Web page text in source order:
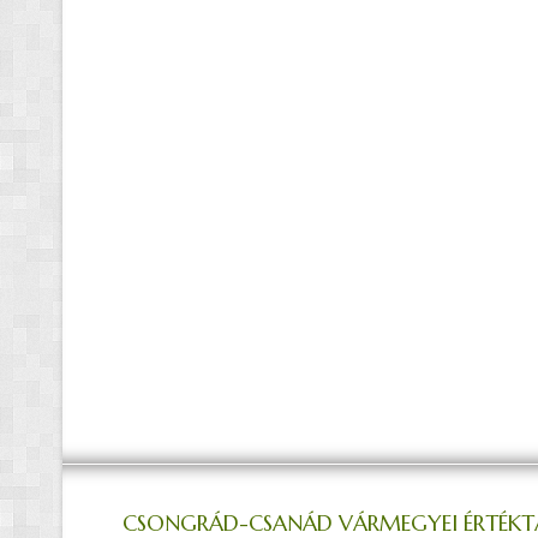
CSONGRÁD-CSANÁD VÁRMEGYEI